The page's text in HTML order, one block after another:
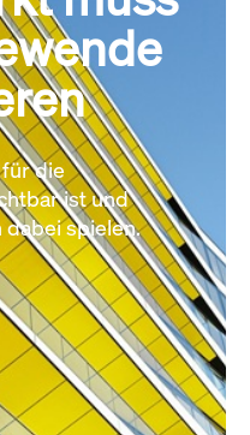
die
ist und
dabei spielen.